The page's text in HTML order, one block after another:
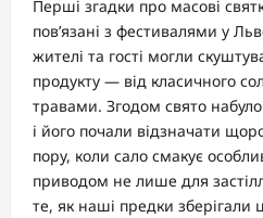
Перші згадки про масові
пов’язані з фестивалями у
жителі та гості могли
продукту — від класичного
травами. Згодом свято
і його почали відзначати
пору, коли сало смакує
приводом не лише для
те, як наші предки зберігали